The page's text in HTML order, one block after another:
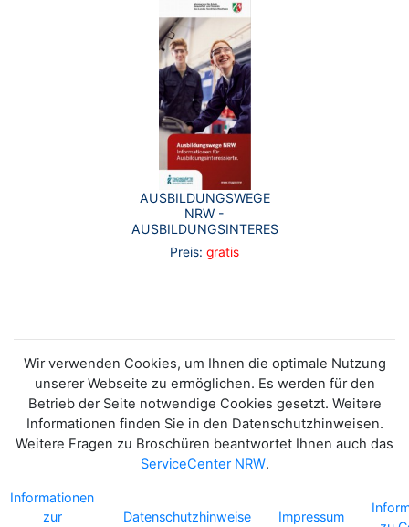
AUSBILDUNGSWEGE
NRW -
AUSBILDUNGSINTERESSIERTE
Preis: gratis
Wir verwenden Cookies, um Ihnen die optimale Nutzung
unserer Webseite zu ermöglichen. Es werden für den
Betrieb der Seite notwendige Cookies gesetzt. Weitere
Informationen finden Sie in den Datenschutzhinweisen.
Weitere Fragen zu Broschüren beantwortet Ihnen auch das
ServiceCenter NRW.
Informationen
zur
Datenschutzhinweise Impressum